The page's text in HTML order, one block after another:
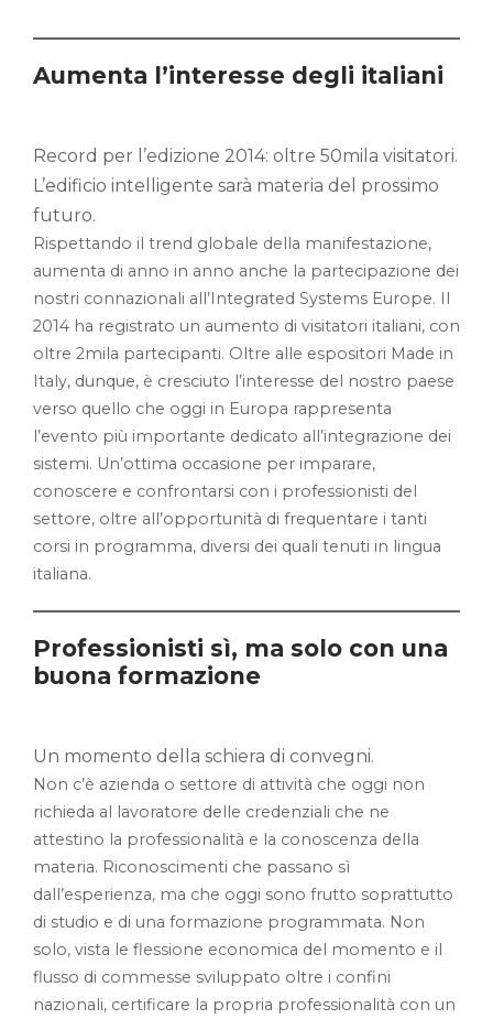
Aumenta l’interesse degli italiani
Record per l’edizione 2014: oltre 50mila visitatori.
L’edificio intelligente sarà materia del prossimo
futuro.
Rispettando il trend globale della manifestazione,
aumenta di anno in anno anche la partecipazione dei
nostri connazionali all’Integrated Systems Europe. Il
2014 ha registrato un aumento di visitatori italiani, con
oltre 2mila partecipanti. Oltre alle espositori Made in
Italy, dunque, è cresciuto l’interesse del nostro paese
verso quello che oggi in Europa rappresenta
l’evento più importante dedicato all’integrazione dei
sistemi. Un’ottima occasione per imparare,
conoscere e confrontarsi con i professionisti del
settore, oltre all’opportunità di frequentare i tanti
corsi in programma, diversi dei quali tenuti in lingua
italiana.
Professionisti sì, ma solo con una
buona formazione
Un momento della schiera di convegni.
Non c’è azienda o settore di attività che oggi non
richieda al lavoratore delle credenziali che ne
attestino la professionalità e la conoscenza della
materia. Riconoscimenti che passano sì
dall’esperienza, ma che oggi sono frutto soprattutto
di studio e di una formazione programmata. Non
solo, vista le flessione economica del momento e il
flusso di commesse sviluppato oltre i confini
nazionali, certificare la propria professionalità con un